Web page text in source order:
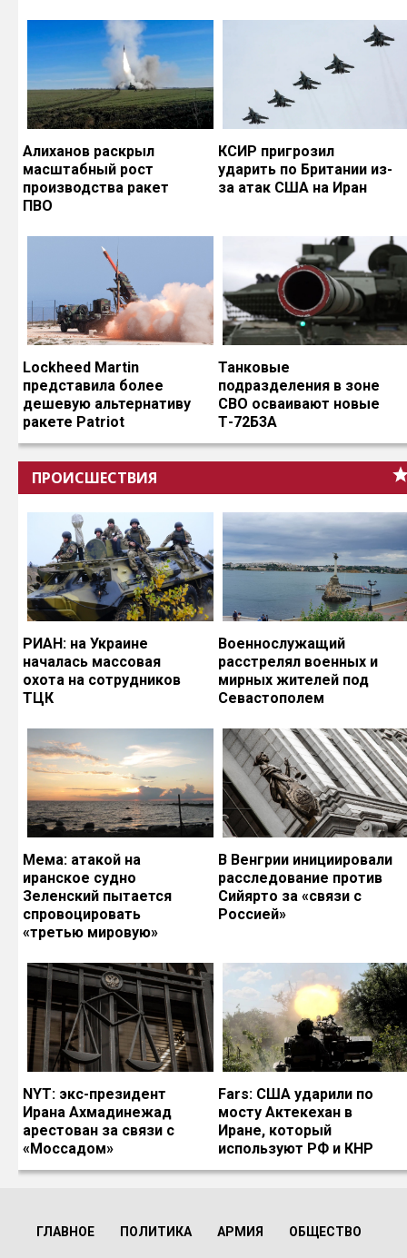
Алиханов раскрыл
масштабный рост
производства ракет
ПВО
КСИР пригрозил
ударить по Британии из-
за атак США на Иран
Lockheed Martin
представила более
дешевую альтернативу
ракете Patriot
Танковые
подразделения в зоне
СВО осваивают новые
Т-72Б3А
ПРОИСШЕСТВИЯ
РИАН: на Украине
началась массовая
охота на сотрудников
ТЦК
Военнослужащий
расстрелял военных и
мирных жителей под
Севастополем
Мема: атакой на
иранское судно
Зеленский пытается
спровоцировать
«третью мировую»
В Венгрии инициировали
расследование против
Сийярто за «связи с
Россией»
NYT: экс-президент
Ирана Ахмадинежад
арестован за связи с
«Моссадом»
Fars: США ударили по
мосту Актекехан в
Иране, который
используют РФ и КНР
ГЛАВНОЕ ПОЛИТИКА АРМИЯ ОБЩЕСТВО